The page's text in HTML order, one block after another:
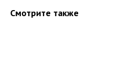
Смотрите также